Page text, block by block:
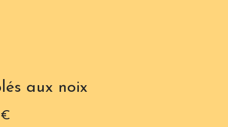
aux noix